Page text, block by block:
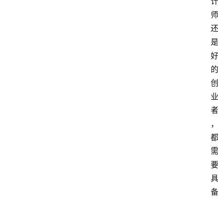
师
还
是
好
的
创
业
者
，
都
需
要
具
备